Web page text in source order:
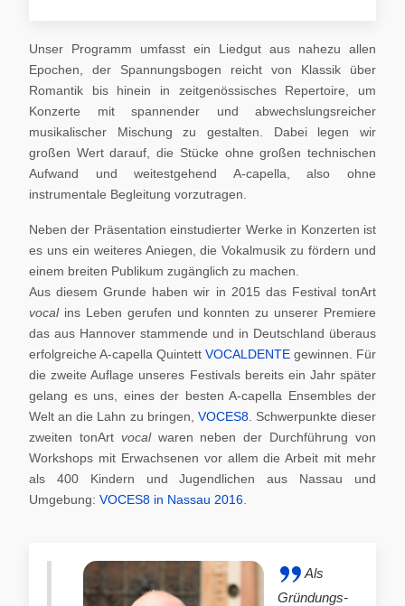
Unser Programm umfasst ein Liedgut aus nahezu allen
Epochen, der Spannungsbogen reicht von Klassik über
Romantik bis hinein in zeitgenössisches Repertoire, um
Konzerte mit spannender und abwechslungsreicher
musikalischer Mischung zu gestalten. Dabei legen wir
großen Wert darauf, die Stücke ohne großen technischen
Aufwand und weitestgehend A-capella, also ohne
instrumentale Begleitung vorzutragen.
Neben der Präsentation einstudierter Werke in Konzerten ist
es uns ein weiteres Aniegen, die Vokalmusik zu fördern und
einem breiten Publikum zugänglich zu machen.
Aus diesem Grunde haben wir in 2015 das Festival tonArt
vocal ins Leben gerufen und konnten zu unserer Premiere
das aus Hannover stammende und in Deutschland überaus
erfolgreiche A-capella Quintett VOCALDENTE gewinnen. Für
die zweite Auflage unseres Festivals bereits ein Jahr später
gelang es uns, eines der besten A-capella Ensembles der
Welt an die Lahn zu bringen, VOCES8. Schwerpunkte dieser
zweiten tonArt vocalwaren neben der Durchführung von
Workshops mit Erwachsenen vor allem die Arbeit mit mehr
als 400 Kindern und Jugendlichen aus Nassau und
Umgebung: VOCES8 in Nassau 2016
Als
Gründungs-